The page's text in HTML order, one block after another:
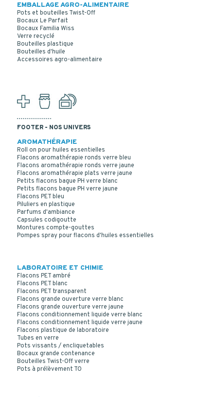
FLACON KOLA VERRE BLANC 120 ML PHIE 40
POUDRIER 125 ML VERRE BLANC 38/400
EMBALLAGE AGRO-ALIMENTAIRE
Pots et bouteilles Twist-Off
Bocaux Le Parfait
Bocaux Familia Wiss
Verre recyclé
Bouteilles plastique
Bouteilles d'huile
Accessoires agro-alimentaire
FOOTER - NOS UNIVERS
AROMATHÉRAPIE
Roll on pour huiles essentielles
Flacons aromathérapie ronds verre bleu
Flacons aromathérapie ronds verre jaune
Flacons aromathérapie plats verre jaune
Petits flacons bague PH verre blanc
Petits flacons bague PH verre jaune
Flacons PET bleu
Piluliers en plastique
Parfums d'ambiance
Capsules codigoutte
Montures compte-gouttes
Pompes spray pour flacons d'huiles essentielles
LABORATOIRE ET CHIMIE
Flacons PET ambré
Flacons PET blanc
Flacons PET transparent
Flacons grande ouverture verre blanc
Flacons grande ouverture verre jaune
Flacons conditionnement liquide verre blanc
Flacons conditionnement liquide verre jaune
Flacons plastique de laboratoire
Tubes en verre
Pots vissants / encliquetables
Bocaux grande contenance
Bouteilles Twist-Off verre
Pots à prélèvement TO